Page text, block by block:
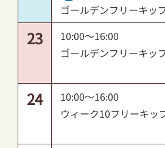
ゴールデンフリーキッ
23
10:00～16:00
ゴールデンフリーキッ
24
10:00～16:00
ウィーク10フリーキッ